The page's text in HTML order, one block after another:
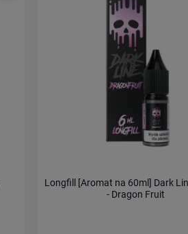
Longfill [Aromat na 60ml] Dark
- Dragon Fruit